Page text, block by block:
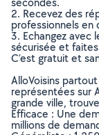
2. Recevez des
professionnels en
3. Echangez avec
sécurisée et
C’est gratuit et
AlloVoisins
représentées sur
grande ville,
Efficace : Une
millions de